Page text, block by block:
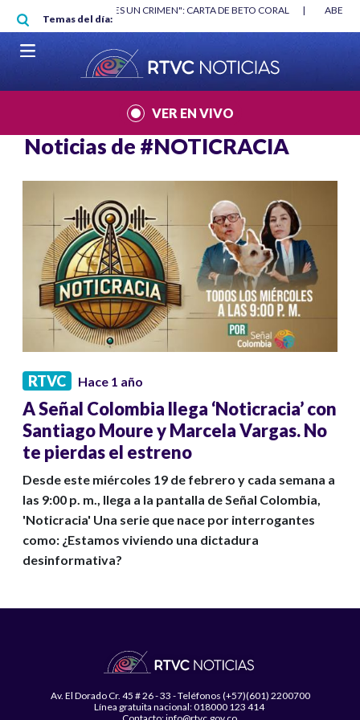
Pasar al contenido principal
Temas del día:
"HABLAR NO ES UN CRIMEN": CARTA DE BETO CORAL |
VER EN VIVO
Noticias de #NOTICRACIA
RTVC Hace 1 año
A Señal Colombia llega ‘Noticracia’ con
Santiago Moure y Marcela Vargas. No
te pierdas el estreno
Desde este miércoles 19 de febrero y cada semana a
las 9:00 p. m., llega a la pantalla de Señal Colombia,
'Noticracia' Una serie que nace por interrogantes
como: ¿Estamos viviendo una dictadura
desinformativa?
Av. El Dorado Cr. 45 # 26 - 33 - Teléfonos (+57)(601) 2200700
Línea gratuita nacional: 018000 123 414